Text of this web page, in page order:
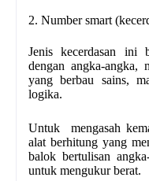
2. Number smart
Jenis kecerdasan ini
dengan angka-angka,
yang berbau sains,
logika.
Untuk mengasah
alat berhitung yang
balok bertulisan
untuk mengukur berat.